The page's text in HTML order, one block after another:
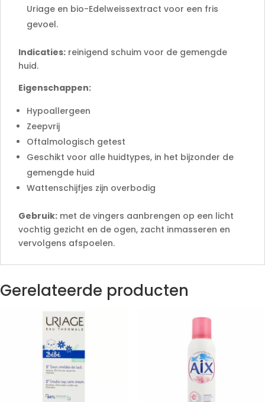
Uriage en bio-Edelweissextract voor een fris
gevoel.
Indicaties: reinigend schuim voor de gemengde
huid.
Eigenschappen:
Hypoallergeen
Zeepvrij
Oftalmologisch getest
Geschikt voor alle huidtypes, in het bijzonder de
gemengde huid
Wattenschijfjes zijn overbodig
Gebruik: met de vingers aanbrengen op een licht
vochtig gezicht en de ogen, zacht inmasseren en
vervolgens afspoelen.
Gerelateerde producten